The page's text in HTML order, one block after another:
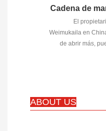
Cadena de
El
Weimukaila en
de abrir más,
ABOUT US